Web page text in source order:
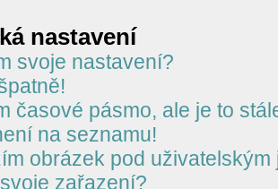
nastavení
svoje nastavení?
časové pásmo, ale je to
na seznamu!
obrázek pod uživatelským
zařazení?